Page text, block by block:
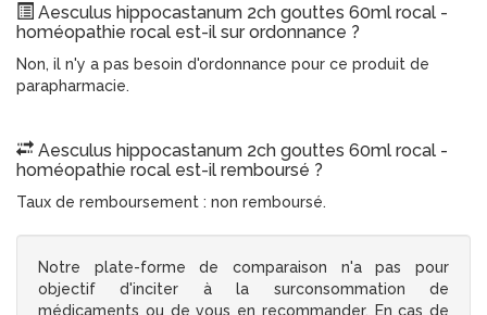
Aesculus hippocastanum 2ch gouttes 60ml rocal -
homéopathie rocal est-il sur ordonnance ?
Non, il n'y a pas besoin d'ordonnance pour ce produit de
parapharmacie.
Aesculus hippocastanum 2ch gouttes 60ml rocal -
homéopathie rocal est-il remboursé ?
Taux de remboursement : non remboursé.
Notre plate-forme de comparaison n'a pas pour
objectif d'inciter à la surconsommation de
médicaments ou de vous en recommander. En cas de